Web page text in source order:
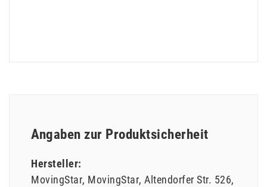
Angaben zur Produktsicherheit
Hersteller:
MovingStar MovingStar Altendorfer Str. 526